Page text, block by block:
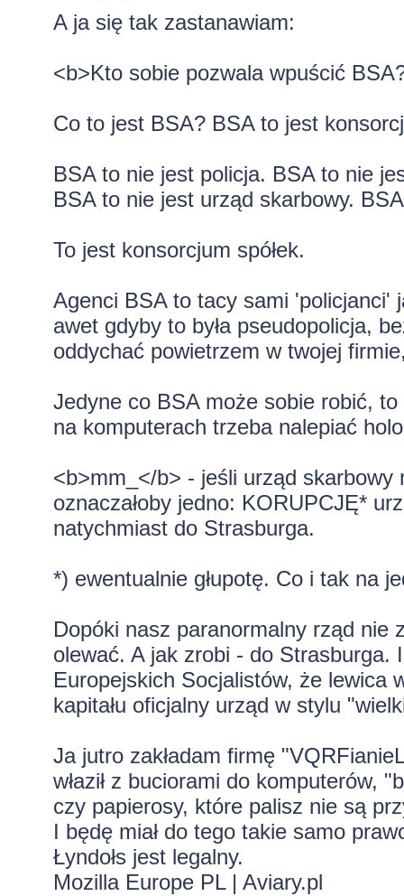
A ja się tak zastanawiam:
<b>Kto sobie pozwala wpuścić
Co to jest BSA? BSA to jest
BSA to nie jest policja. BSA to nie
BSA to nie jest urząd skarbowy.
To jest konsorcjum spółek.
Agenci BSA to tacy sami 'policjanci'
awet gdyby to była pseudopolicja,
oddychać powietrzem w twojej
Jedyne co BSA może sobie robić,
na komputerach trzeba nalepiać
<b>mm_</b> - jeśli urząd skarbowy
oznaczałoby jedno: KORUPCJĘ*
natychmiast do Strasburga.
*) ewentualnie głupotę. Co i tak na
Dopóki nasz paranormalny rząd nie
olewać. A jak zrobi - do Strasburga.
Europejskich Socjalistów, że lewica
kapitału oficjalny urząd w stylu
Ja jutro zakładam firmę
właził z buciorami do komputerów,
czy papierosy, które palisz nie są
I będę miał do tego takie samo
Łyndołs jest legalny.
Mozilla Europe PL| Aviary.pl